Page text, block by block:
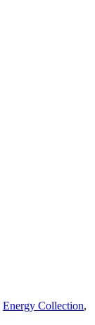
Energy Collection,